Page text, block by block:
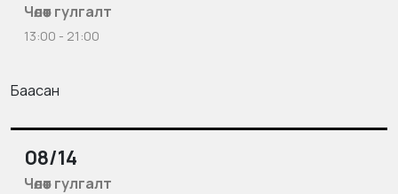
Чөлөөт гулгалт
13:00 - 21:00
Баасан
08/14
Чөлөөт гулгалт